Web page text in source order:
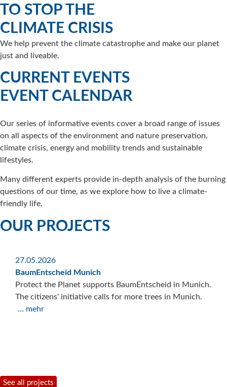
TO STOP THE
CLIMATE CRISIS
We help prevent the climate catastrophe and make our planet
just and liveable.
CURRENT EVENTS
EVENT CALENDAR
Our series of informative events cover a broad range of issues
on all aspects of the environment and nature preservation,
climate crisis, energy and mobility trends and sustainable
lifestyles.
Many different experts provide in-depth analysis of the burning
questions of our time, as we explore how to live a climate-
friendly life.
OUR PROJECTS
27.05.2026
BaumEntscheid Munich
Protect the Planet supports BaumEntscheid in Munich.
The citizens' initiative calls for more trees in Munich.
... mehr
See all projects